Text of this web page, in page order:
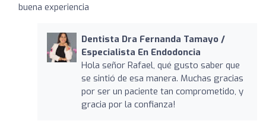
buena experiencia
Dentista Dra Fernanda Tamayo /
Especialista En Endodoncia
Hola señor Rafael, qué gusto saber que
se sintió de esa manera. Muchas gracias
por ser un paciente tan comprometido, y
gracia por la confianza!